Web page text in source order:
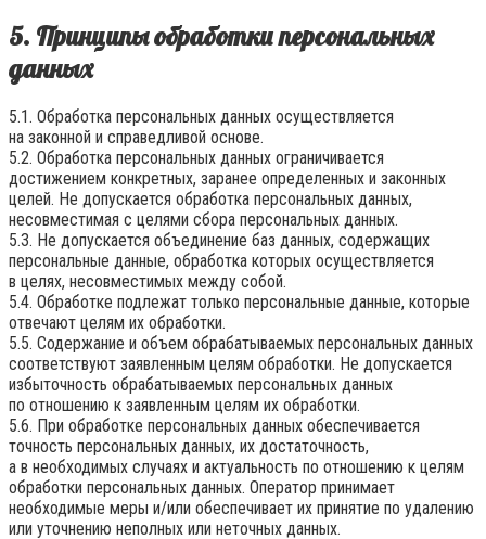
5. Принципы обработки персональных
данных
5.1. Обработка персональных данных осуществляется
на законной и справедливой основе.
5.2. Обработка персональных данных ограничивается
достижением конкретных, заранее определенных и законных
целей. Не допускается обработка персональных данных,
несовместимая с целями сбора персональных данных.
5.3. Не допускается объединение баз данных, содержащих
персональные данные, обработка которых осуществляется
в целях, несовместимых между собой.
5.4. Обработке подлежат только персональные данные, которые
отвечают целям их обработки.
5.5. Содержание и объем обрабатываемых персональных данных
соответствуют заявленным целям обработки. Не допускается
избыточность обрабатываемых персональных данных
по отношению к заявленным целям их обработки.
5.6. При обработке персональных данных обеспечивается
точность персональных данных, их достаточность,
а в необходимых случаях и актуальность по отношению к целям
обработки персональных данных. Оператор принимает
необходимые меры и/или обеспечивает их принятие по удалению
или уточнению неполных или неточных данных.